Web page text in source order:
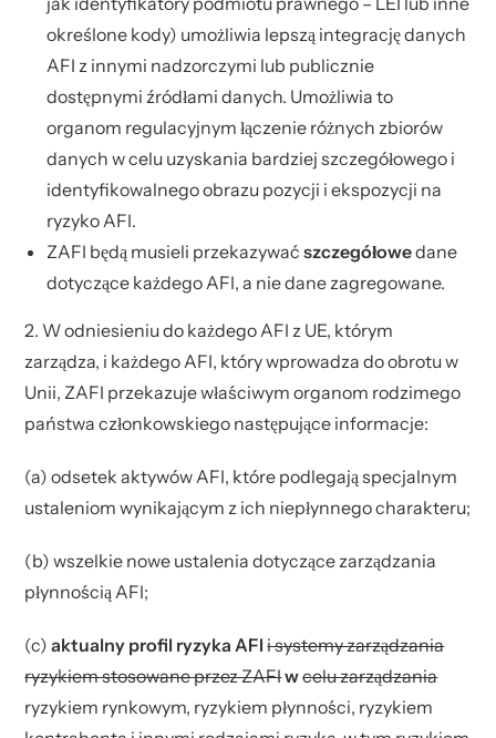
określone kody) umożliwia lepszą integrację danych
AFI z innymi nadzorczymi lub publicznie
dostępnymi źródłami danych. Umożliwia to
organom regulacyjnym łączenie różnych zbiorów
danych w celu uzyskania bardziej szczegółowego i
identyfikowalnego obrazu pozycji i ekspozycji na
ryzyko AFI.
ZAFI będą musieli przekazywaćszczegółowedane
dotyczące każdego AFI, a nie dane zagregowane.
2. W odniesieniu do każdego AFI z UE, którym
zarządza, i każdego AFI, który wprowadza do obrotu w
Unii, ZAFI przekazuje właściwym organom rodzimego
państwa członkowskiego następujące informacje:
(a) odsetek aktywów AFI, które podlegają specjalnym
ustaleniom wynikającym z ich niepłynnego charakteru;
(b) wszelkie nowe ustalenia dotyczące zarządzania
płynnością AFI;
(c)aktualny profil ryzyka AFI i systemy zarządzania
ryzykiem stosowane przez ZAFIwcelu zarządzania
ryzykiem rynkowym, ryzykiem płynności, ryzykiem